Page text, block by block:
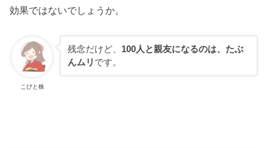
効果ではないでしょうか。
こびと株
残念だけど、 100人と親友になるのは、たぶ
んムリ です。